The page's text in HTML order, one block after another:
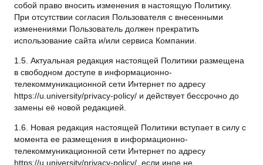
собой право вносить изменения в настоящую Политику.
При отсутствии согласия Пользователя с внесенными
изменениями Пользователь должен прекратить
использование сайта и/или сервиса Компании.
1.5. Актуальная редакция настоящей Политики размещена
в свободном доступе в информационно-
телекоммуникационной сети Интернет по адресу
https://u.university/privacy-policy/ и действует бессрочно до
замены её новой редакцией.
1.6. Новая редакция настоящей Политики вступает в силу с
момента ее размещения в информационно-
телекоммуникационной сети Интернет по адресу
https://u.university/privacy-policy/ , если иное не